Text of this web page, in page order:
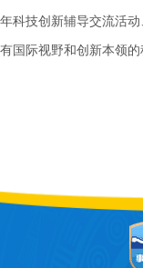
科技创新辅导交流活
国际视野和创新本领的